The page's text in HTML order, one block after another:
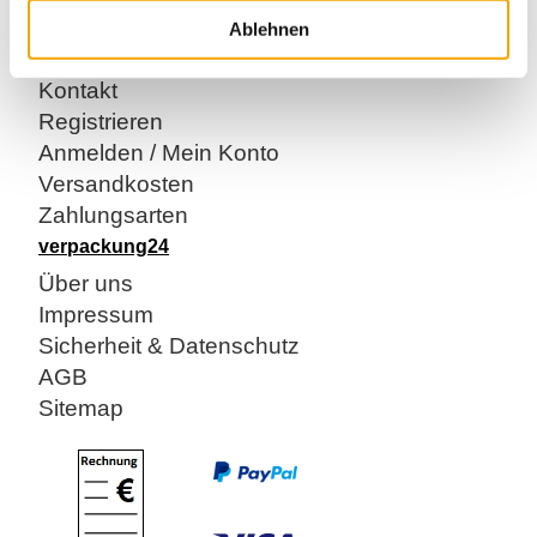
Ablehnen
Kundenservice
Kontakt
Registrieren
Anmelden / Mein Konto
Versandkosten
Zahlungsarten
verpackung24
Über uns
Impressum
Sicherheit & Datenschutz
AGB
Sitemap